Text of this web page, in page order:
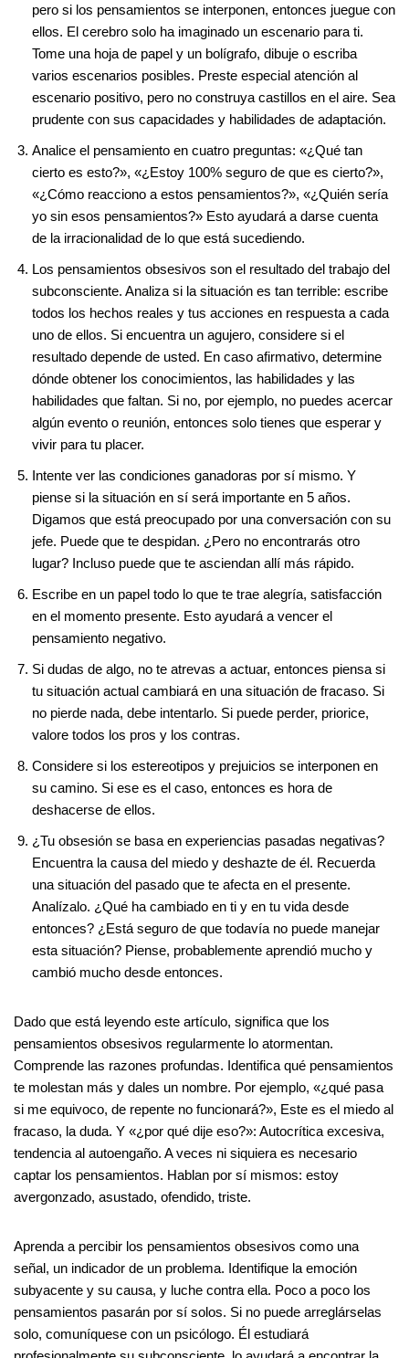
pero si los pensamientos se interponen, entonces juegue con
ellos. El cerebro solo ha imaginado un escenario para ti.
Tome una hoja de papel y un bolígrafo, dibuje o escriba
varios escenarios posibles. Preste especial atención al
escenario positivo, pero no construya castillos en el aire. Sea
prudente con sus capacidades y habilidades de adaptación.
Analice el pensamiento en cuatro preguntas: «¿Qué tan
cierto es esto?», «¿Estoy 100% seguro de que es cierto?»,
«¿Cómo reacciono a estos pensamientos?», «¿Quién sería
yo sin esos pensamientos?» Esto ayudará a darse cuenta
de la irracionalidad de lo que está sucediendo.
Los pensamientos obsesivos son el resultado del trabajo del
subconsciente. Analiza si la situación es tan terrible: escribe
todos los hechos reales y tus acciones en respuesta a cada
uno de ellos. Si encuentra un agujero, considere si el
resultado depende de usted. En caso afirmativo, determine
dónde obtener los conocimientos, las habilidades y las
habilidades que faltan. Si no, por ejemplo, no puedes acercar
algún evento o reunión, entonces solo tienes que esperar y
vivir para tu placer.
Intente ver las condiciones ganadoras por sí mismo. Y
piense si la situación en sí será importante en 5 años.
Digamos que está preocupado por una conversación con su
jefe. Puede que te despidan. ¿Pero no encontrarás otro
lugar? Incluso puede que te asciendan allí más rápido.
Escribe en un papel todo lo que te trae alegría, satisfacción
en el momento presente. Esto ayudará a vencer el
pensamiento negativo.
Si dudas de algo, no te atrevas a actuar, entonces piensa si
tu situación actual cambiará en una situación de fracaso. Si
no pierde nada, debe intentarlo. Si puede perder, priorice,
valore todos los pros y los contras.
Considere si los estereotipos y prejuicios se interponen en
su camino. Si ese es el caso, entonces es hora de
deshacerse de ellos.
¿Tu obsesión se basa en experiencias pasadas negativas?
Encuentra la causa del miedo y deshazte de él. Recuerda
una situación del pasado que te afecta en el presente.
Analízalo. ¿Qué ha cambiado en ti y en tu vida desde
entonces? ¿Está seguro de que todavía no puede manejar
esta situación? Piense, probablemente aprendió mucho y
cambió mucho desde entonces.
Dado que está leyendo este artículo, significa que los
pensamientos obsesivos regularmente lo atormentan.
Comprende las razones profundas. Identifica qué pensamientos
te molestan más y dales un nombre. Por ejemplo, «¿qué pasa
si me equivoco, de repente no funcionará?», Este es el miedo al
fracaso, la duda. Y «¿por qué dije eso?»: Autocrítica excesiva,
tendencia al autoengaño. A veces ni siquiera es necesario
captar los pensamientos. Hablan por sí mismos: estoy
avergonzado, asustado, ofendido, triste.
Aprenda a percibir los pensamientos obsesivos como una
señal, un indicador de un problema. Identifique la emoción
subyacente y su causa, y luche contra ella. Poco a poco los
pensamientos pasarán por sí solos. Si no puede arreglárselas
solo, comuníquese con un psicólogo. Él estudiará